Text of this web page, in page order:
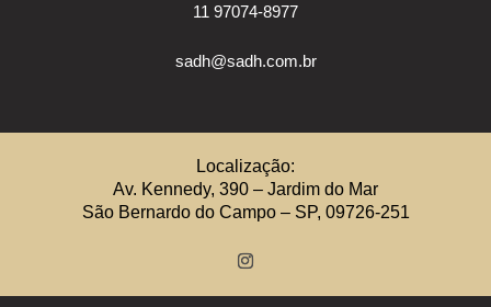
11 97074-8977
sadh@sadh.com.br
Localização:
Av. Kennedy, 390 – Jardim do Mar
São Bernardo do Campo – SP, 09726-251